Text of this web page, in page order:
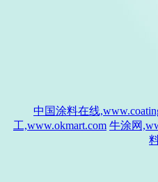
中国涂料在线
工,www.okmart.com 牛涂网